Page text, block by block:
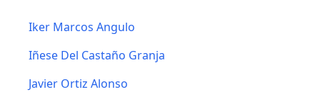
Iker Marcos Angulo
Iñese Del Castaño Granja
Javier Ortiz Alonso